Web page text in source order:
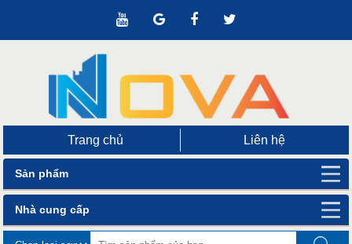
Trang chủ Liên hệ
Sản phẩm
Nhà cung cấp